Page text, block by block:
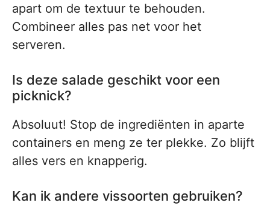
apart om de textuur te behouden.
Combineer alles pas net voor het
serveren.
Is deze salade geschikt voor een
picknick?
Absoluut! Stop de ingrediënten in aparte
containers en meng ze ter plekke. Zo blijft
alles vers en knapperig.
Kan ik andere vissoorten gebruiken?